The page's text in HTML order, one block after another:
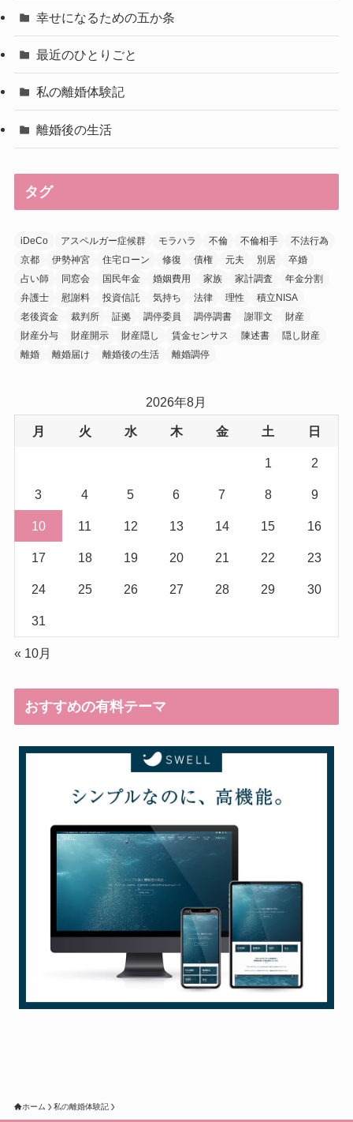
幸せになるための五か条
最近のひとりごと
私の離婚体験記
離婚後の生活
タグ
iDeCo アスペルガー症候群 モラハラ 不倫 不倫相手
不法行為
京都
伊勢神宮 住宅ローン 修復 債権 元夫 別居
卒婚
占い師
同窓会 国民年金 婚姻費用 家族 家計調査
年金分割
弁護士
慰謝料 投資信託 気持ち 法律 理性
積立NISA
老後資金
裁判所 証拠 調停委員 調停調書 謝罪文
財産
財産分与
財産開示 財産隠し 賃金センサス 陳述書
隠し財産
離婚
離婚届け 離婚後の生活 離婚調停
2026年8月
月 火 水 木 金 土 日
1 2
3 4 5 6 7 8 9
10 11 12 13 14 15 16
17 18 19 20 21 22 23
24 25 26 27 28 29 30
31
« 10月
おすすめの有料テーマ
ホーム 私の離婚体験記